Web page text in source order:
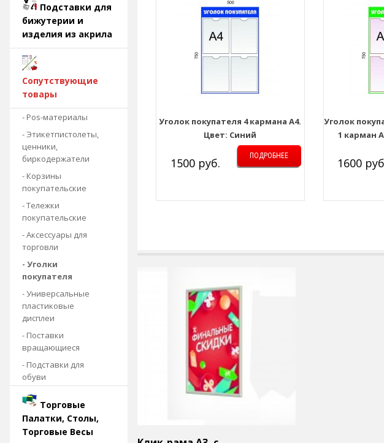
Подставки для
бижутерии и
изделия из акрила
Сопутствующие
товары
- Pos-материалы
- Этикетпистолеты,
ценники,
биркодержатели
- Корзины
покупательские
- Тележки
покупательские
- Аксессуары для
торговли
- Уголки
покупателя
- Универсальные
пластиковые
дисплеи
- Поставки
вращающиеся
- Подставки для
обуви
Торговые
Палатки, Столы,
Торговые Весы
Уголок покупателя 4 кармана А4.
Цвет: Синий
1500 руб. ПОДРОБНЕЕ
Уголок
1 карман
1600